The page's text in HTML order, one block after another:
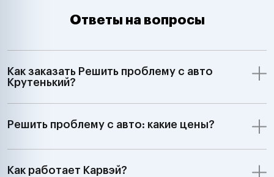
Ответы на вопросы
Как заказать Решить проблему с авто
Крутенький?
Решить проблему с авто: какие цены?
Как работает Карвэй?